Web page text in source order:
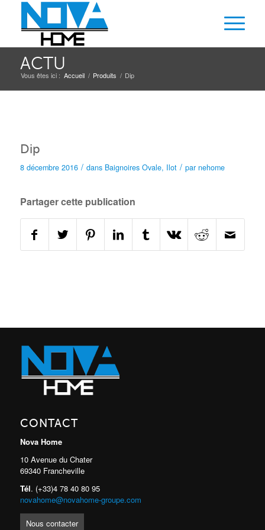
ACTU
Vous êtes ici : Accueil / Produits / Dip
Dip
8 décembre 2016 / dans Baignoires Ovale, Ilot / par nehome
Partager cette publication
CONTACT
Nova Home
10 Avenue du Chater
69340 Francheville
Tél. (+33)4 78 40 80 95
novahome@novahome-groupe.com
Nous contacter